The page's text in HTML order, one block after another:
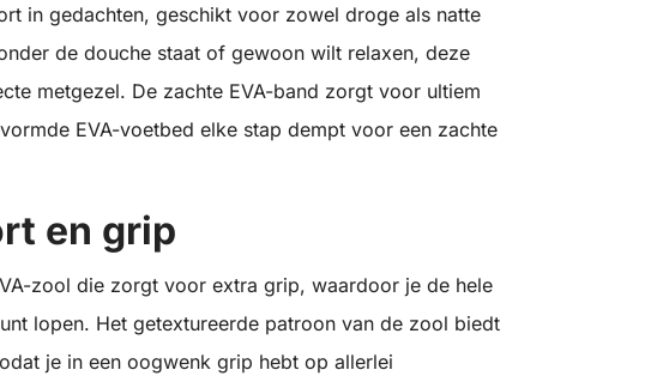
in gedachten, geschikt voor zowel droge als natte
de douche staat of gewoon wilt relaxen, deze
metgezel. De zachte EVA-band zorgt voor ultiem
EVA-voetbed elke stap dempt voor een zachte
en grip
zool die zorgt voor extra grip, waardoor je de hele
lopen. Het getextureerde patroon van de zool biedt
je in een oogwenk grip hebt op allerlei